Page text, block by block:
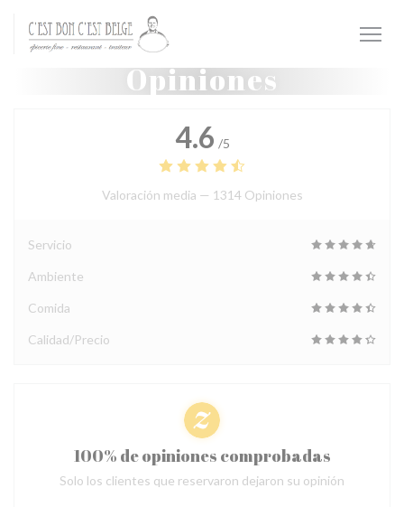
Personalización de sus opciones de cookies
Opiniones
4.6 /5
Valoración media — 1314 Opiniones
Servicio
Ambiente
Comida
Calidad/Precio
100% de opiniones comprobadas
Solo los clientes que reservaron dejaron su opinión